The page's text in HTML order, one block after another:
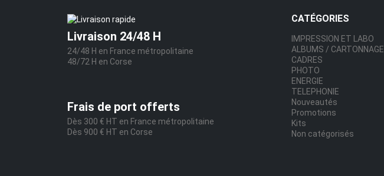
Livraison 24/48 H
24/48 H en France métropolitaine
48/72 H en Corse
Frais de port offerts
Dès 300 € HT en France métropolitaine
Dès 900 € HT en Corse
CATÉGORIES
IMPRESSION ET LABO
ALBUMS / CARTONNAGE
CADRES
PHOTO
ENERGIE
TELEPHONIE
Nouveautés
Promotions
Kits
Non catégorisés